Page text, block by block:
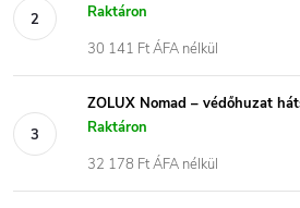
Raktáron
30 141 Ft ÁFA nélkül
ZOLUX Nomad – védőhuzat
Raktáron
32 178 Ft ÁFA nélkül